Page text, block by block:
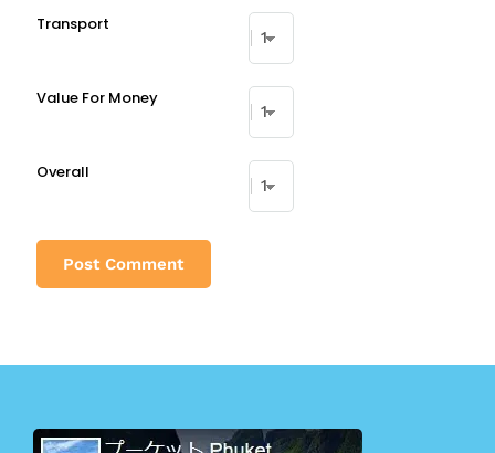
Transport
Value For Money
Overall